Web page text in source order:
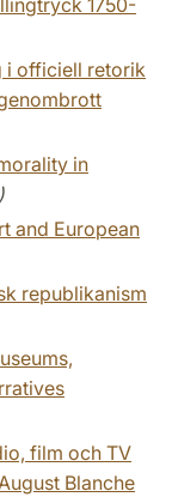
1750-
i officiell retorik
in
and European
republikanism
film och TV
Blanche